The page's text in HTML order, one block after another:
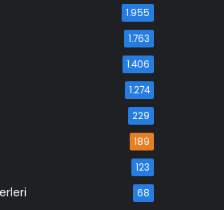
1.955
1.763
1.406
1.274
229
189
123
68